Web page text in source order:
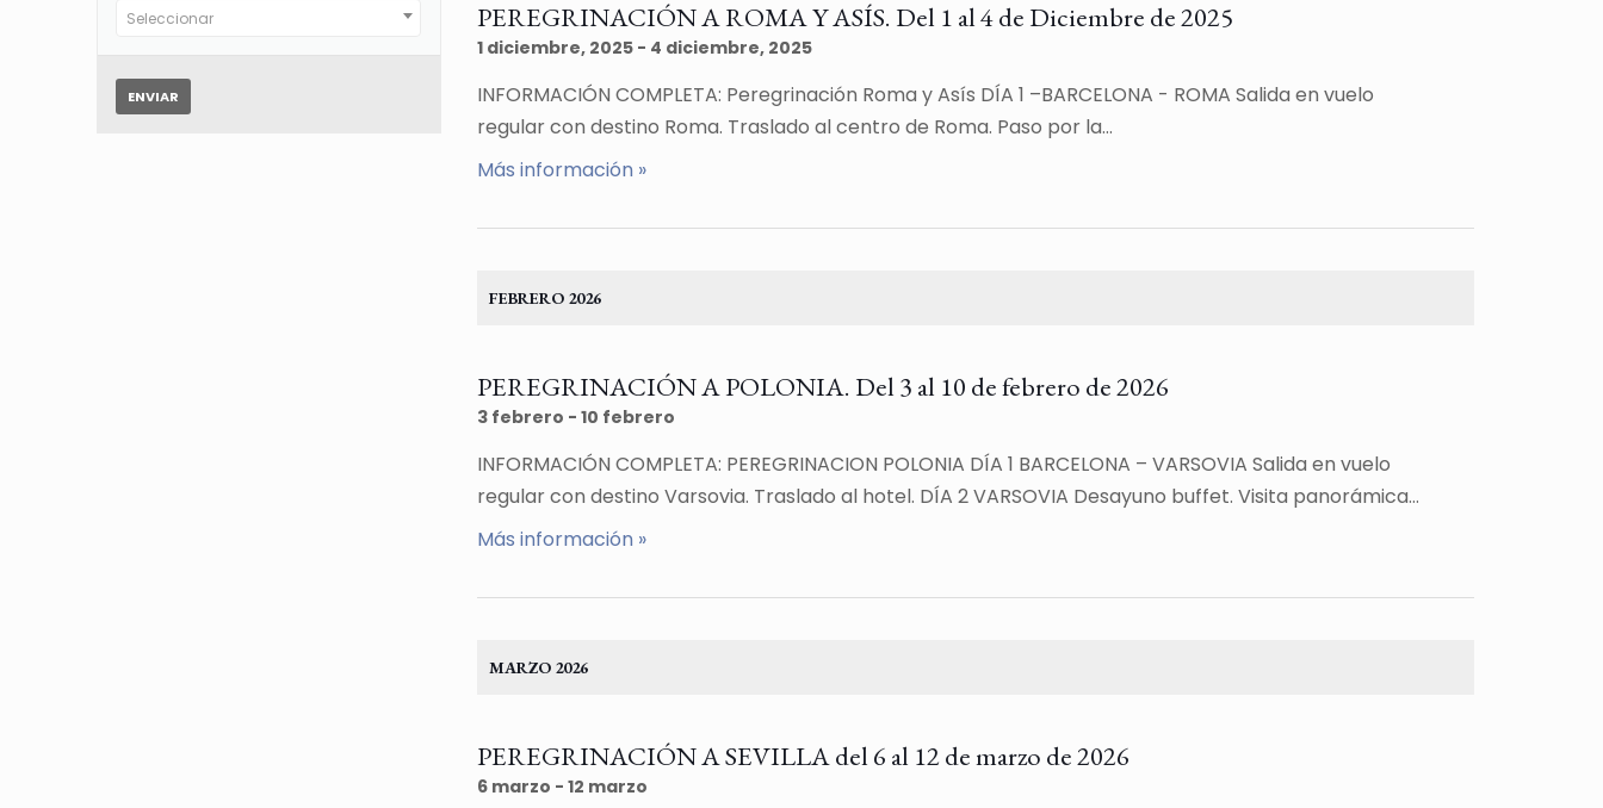
Seleccionar PEREGRINACIÓN A ROMA Y ASÍS. Del 1 al 4 de Diciembre de 2025
1 diciembre, 2025- 4 diciembre, 2025
INFORMACIÓN COMPLETA: Peregrinación Roma y Asís DÍA 1 –BARCELONA - ROMA Salida en vuelo
regular con destino Roma. Traslado al centro de Roma. Paso por la…
Más información »
FEBRERO 2026
PEREGRINACIÓN A POLONIA. Del 3 al 10 de febrero de 2026
3 febrero - 10 febrero
INFORMACIÓN COMPLETA: PEREGRINACION POLONIA DÍA 1 BARCELONA – VARSOVIA Salida en vuelo
regular con destino Varsovia. Traslado al hotel. DÍA 2 VARSOVIA Desayuno buffet. Visita panorámica…
Más información »
MARZO 2026
PEREGRINACIÓN A SEVILLA del 6 al 12 de marzo de 2026
6 marzo - 12 marzo